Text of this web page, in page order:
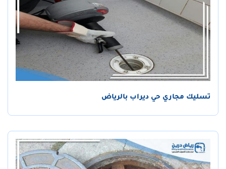
تسليك مجاري حي ديراب بالرياض